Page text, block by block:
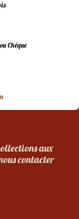
Chèque
aux
contacter